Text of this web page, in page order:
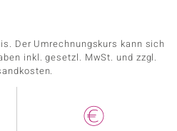
Der Umrechnungskurs kann sich
inkl. gesetzl. MwSt. und zzgl.